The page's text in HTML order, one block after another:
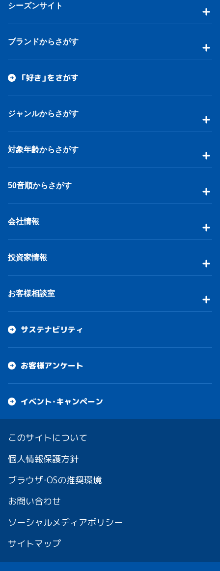
シーズンサイト
ブランドからさがす
「好き」をさがす
ジャンルからさがす
対象年齢からさがす
50音順からさがす
会社情報
投資家情報
お客様相談室
サステナビリティ
お客様アンケート
イベント・キャンペーン
このサイトについて
個人情報保護方針
ブラウザ・OSの推奨環境
お問い合わせ
ソーシャルメディアポリシー
サイトマップ